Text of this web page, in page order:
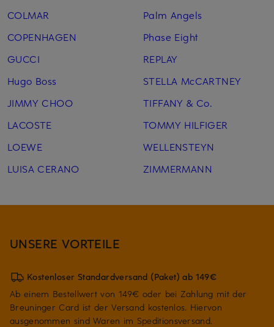
COLMAR
COPENHAGEN
GUCCI
Hugo Boss
JIMMY CHOO
LACOSTE
LOEWE
LUISA CERANO
Palm Angels
Phase Eight
REPLAY
STELLA McCARTNEY
TIFFANY & Co.
TOMMY HILFIGER
WELLENSTEYN
ZIMMERMANN
UNSERE VORTEILE
Kostenloser Standardversand (Paket) ab 149€
Ab einem Bestellwert von 149€ oder bei Zahlung mit der
Breuninger Card ist der Versand kostenlos. Hiervon
ausgenommen sind Waren im Speditionsversand.